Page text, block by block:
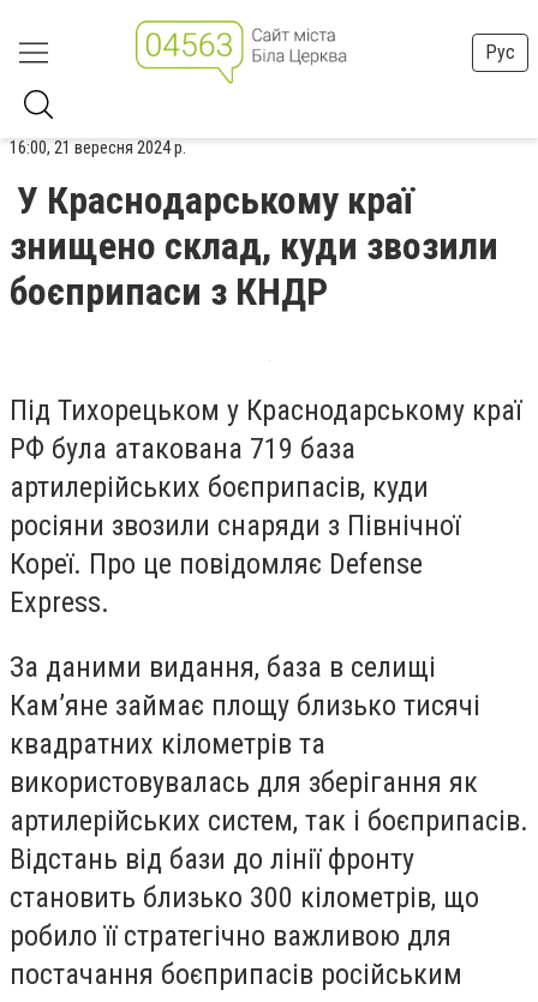
Рус
16:00, 21 вересня 2024 р.
У Краснодарському краї
знищено склад, куди звозили
боєприпаси з КНДР
Під Тихорецьком у Краснодарському краї
РФ була атакована 719 база
артилерійських боєприпасів, куди
росіяни звозили снаряди з Північної
Кореї. Про це повідомляє Defense
Express.
За даними видання, база в селищі
Кам’яне займає площу близько тисячі
квадратних кілометрів та
використовувалась для зберігання як
артилерійських систем, так і боєприпасів.
Відстань від бази до лінії фронту
становить близько 300 кілометрів, що
робило її стратегічно важливою для
постачання боєприпасів російським